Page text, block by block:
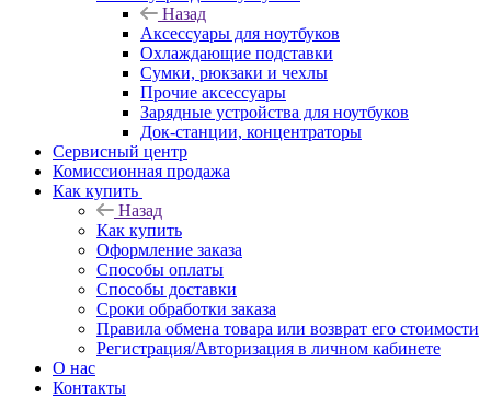
Назад
Аксессуары для ноутбуков
Охлаждающие подставки
Сумки, рюкзаки и чехлы
Прочие аксессуары
Зарядные устройства для ноутбуков
Док-станции, концентраторы
Сервисный центр
Комиссионная продажа
Как купить
Назад
Как купить
Оформление заказа
Способы оплаты
Способы доставки
Сроки обработки заказа
Правила обмена товара или возврат его стоимости
Регистрация/Авторизация в личном кабинете
О нас
Контакты